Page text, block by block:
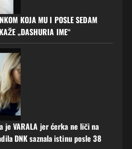
KOJA MU I POSLE SEDAM
„DASHURIA IME“
je VARALA jer ćerka ne liči na
DNK saznala istinu posle 38